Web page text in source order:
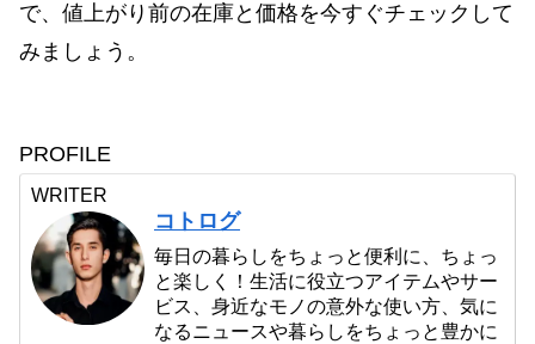
で、値上がり前の在庫と価格を今すぐチェックして
みましょう。
PROFILE
WRITER
コトログ
毎日の暮らしをちょっと便利に、ちょっ
と楽しく！生活に役立つアイテムやサー
ビス、身近なモノの意外な使い方、気に
なるニュースや暮らしをちょっと豊かに